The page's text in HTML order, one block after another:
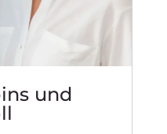
und